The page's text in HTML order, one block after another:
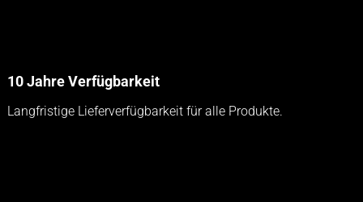
10 Jahre Verfügbarkeit
Langfristige Lieferverfügbarkeit für alle Produkte.